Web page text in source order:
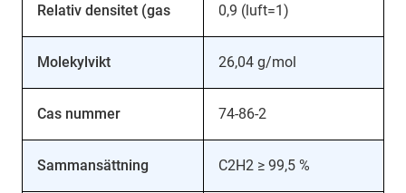
Relativ densitet (gas 0,9 (luft=1)
Molekylvikt 26,04 g/mol
Cas nummer 74-86-2
Sammansättning C2H2 ≥ 99,5 %